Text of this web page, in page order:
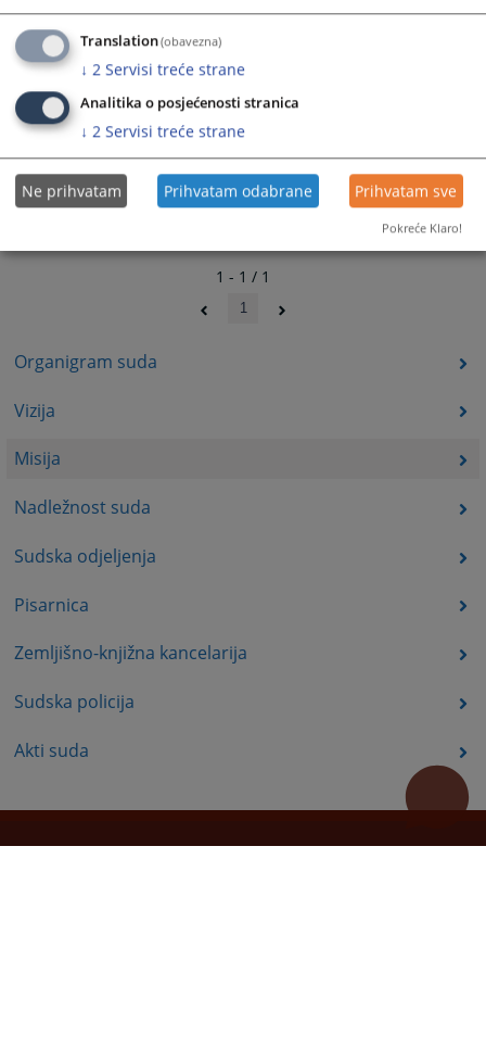
Organigram suda
Vizija
Misija
Nadležnost suda
Sudska odjeljenja
Pisarnica
Zemljišno-knjižna kancelarija
Sudska policija
Akti suda
1 - 1 / 1
1
Translation(obavezna)
↓ 2 Servisi treće strane
Analitika o posjećenosti stranica
↓ 2 Servisi treće strane
Ne prihvatam Prihvatam odabrane Prihvatam sve
Pokreće Klaro!